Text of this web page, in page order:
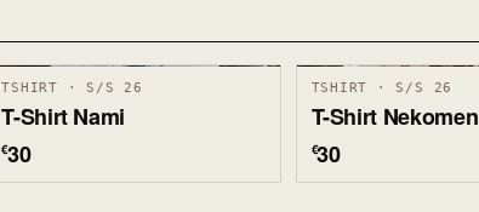
TSHIRT · S/S 26
T-Shirt Nami
€30
TSHIRT · S/S 26
T-Shirt Nekomen
€30